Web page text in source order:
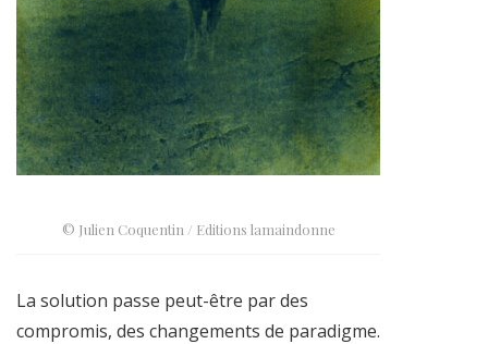
© Julien Coquentin / Editions lamaindonne
La solution passe peut-être par des
compromis, des changements de paradigme.